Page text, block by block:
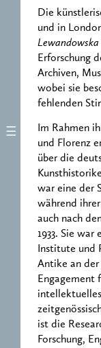
Die
und in
Lewandowska
Erforschung
Archiven,
wobei sie
fehlenden
Im Rahmen
und Florenz
über die
war eine der
während
auch nach
1933. Sie
Institute und
Antike an
Engagement
ist die
Forschung,